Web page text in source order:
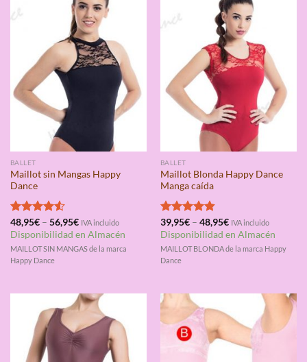
BALLET
Maillot sin Mangas Happy
Dance
Valorado
con4.50
de 5
48,95€– 56,95€ IVA incluido
Disponibilidad en Almacén
MAILLOT SIN MANGAS de la marca
Happy Dance
BALLET
Maillot Blonda Happy Dance
Manga caída
Valorado
con4.80
de 5
39,95€– 48,95€ IVA incluido
Disponibilidad en Almacén
MAILLOT BLONDA de la marca Happy
Dance